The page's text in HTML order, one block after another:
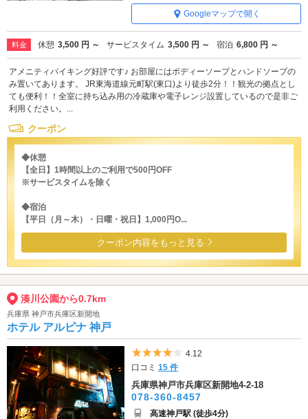
Googleマップで開く
料金 休憩 3,500 円 ～ サービスタイム 3,500 円 ～ 宿泊 6,800 円 ～
アメニティバイキング好評です♪ お部屋にはボディーソープとハンドソープの
み置いてあります。 JR東海道線元町駅(東口)より徒歩2分！！観光の拠点とし
ても便利！！全室に持ち込み用の冷蔵庫や電子レンジ設置しているので是非ご
利用ください。...
クーポン
◆休憩
【全日】1時間以上のご利用で500円OFF
※サービスタイムを除く
◆宿泊
【平日（月～木）・日曜・祝日】1,000円O...
クーポン内容をもっと見る
湊川公園から0.7km
兵庫県 神戸市兵庫区新開地
ホテル アルピナ 神戸
5つ星のうち4
4.12
口コミ15 件
兵庫県神戸市兵庫区新開地4-2-18
078-360-8457
高速神戸駅 (徒歩4分)